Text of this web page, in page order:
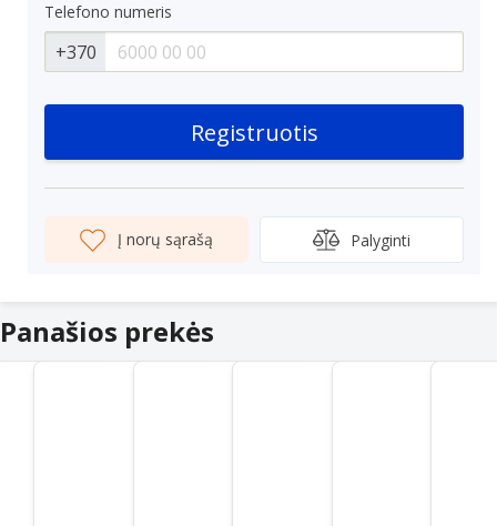
Telefono numeris
+370
Registruotis
Į norų sąrašą Palyginti
Panašios prekės